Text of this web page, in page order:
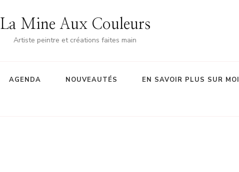
La Mine Aux Couleurs
Artiste peintre et créations faites main
AGENDA NOUVEAUTÉS EN SAVOIR PLUS SUR MOI